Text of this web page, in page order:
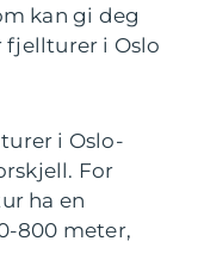
kan gi deg
fjellturer i Oslo
i Oslo-
For
ha en
800 meter,